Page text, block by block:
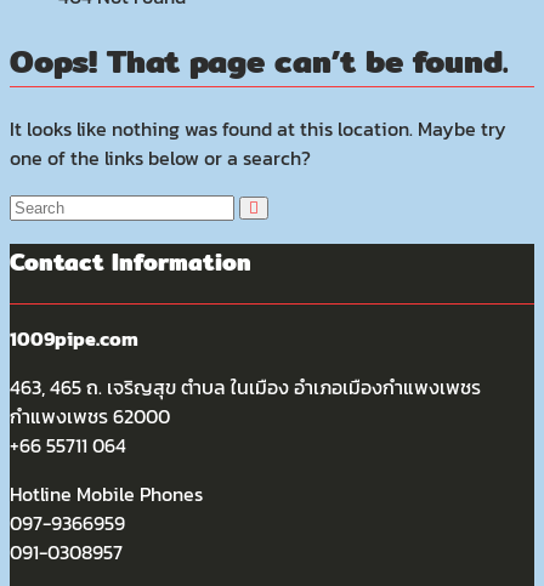
Oops! That page can’t be found.
It looks like nothing was found at this location. Maybe try
one of the links below or a search?
Contact Information
1009pipe.com
463, 465 ถ. เจริญสุข ตำบล ในเมือง อำเภอเมืองกำแพงเพชร
กำแพงเพชร 62000
+66 55711 064
Hotline Mobile Phones
097-9366959
091-0308957